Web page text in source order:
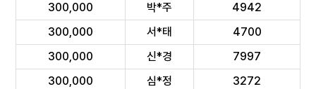
300,000
박*주
4942
300,000
서*태
4700
300,000
신*경
7997
300,000
심*정
3272